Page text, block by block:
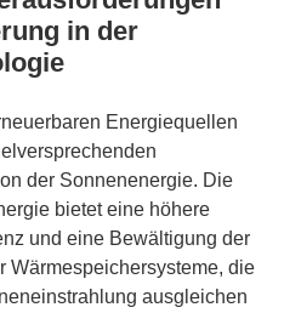
in der
Energiequellen
der Sonnenenergie. Die
bietet eine höhere
und eine Bewältigung der
Wärmespeichersysteme, die
ausgleichen